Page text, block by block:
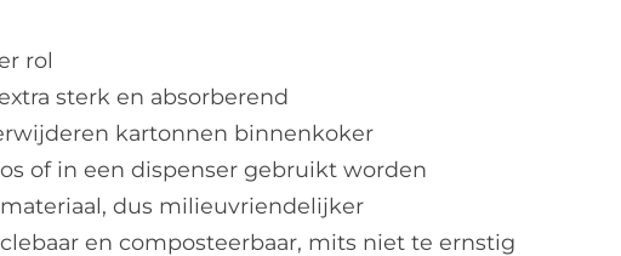
rol
sterk en absorberend
kartonnen binnenkoker
of in een dispenser gebruikt worden
dus milieuvriendelijker
en composteerbaar, mits niet te ernstig